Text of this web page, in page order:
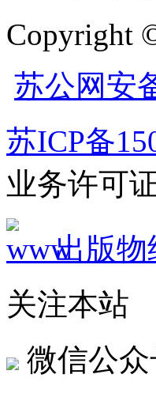
Copyright
苏公网安
苏ICP备
业务许可
出版物
关注本站
微信公众